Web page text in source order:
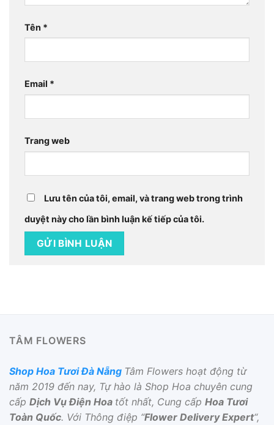
Tên *
Email *
Trang web
Lưu tên của tôi, email, và trang web trong trình
duyệt này cho lần bình luận kế tiếp của tôi.
TÂM FLOWERS
Shop Hoa Tươi Đà Nẵng Tâm Flowers hoạt động từ
năm 2019 đến nay, Tự hào là Shop Hoa chuyên cung
cấp Dịch Vụ Điện Hoa tốt nhất, Cung cấp Hoa Tươi
Toàn Quốc. Với Thông điệp “Flower Delivery Expert“,